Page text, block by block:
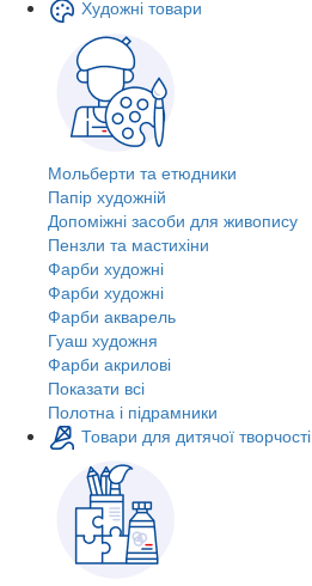
Художні товари
Мольберти та етюдники
Папір художній
Допоміжні засоби для живопису
Пензли та мастихіни
Фарби художні
Фарби художні
Фарби акварель
Гуаш художня
Фарби акрилові
Показати всі
Полотна і підрамники
Товари для дитячої творчості